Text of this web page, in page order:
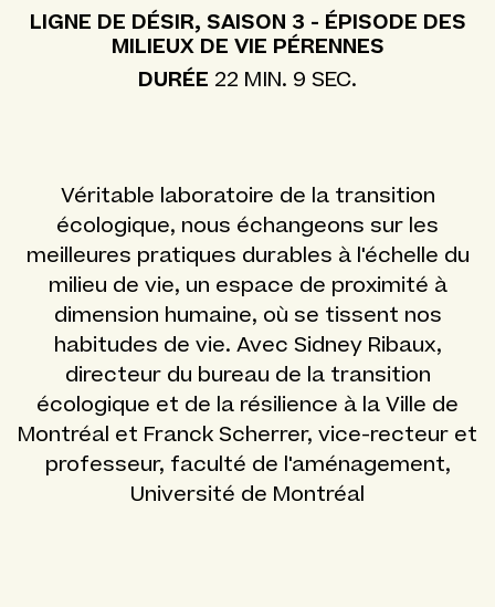
LIGNE DE DÉSIR, SAISON 3 - ÉPISODE DES
MILIEUX DE VIE PÉRENNES
DURÉE 22 MIN. 9 SEC.
Véritable laboratoire de la transition
écologique, nous échangeons sur les
meilleures pratiques durables à l'échelle du
milieu de vie, un espace de proximité à
dimension humaine, où se tissent nos
habitudes de vie. Avec Sidney Ribaux,
directeur du bureau de la transition
écologique et de la résilience à la Ville de
Montréal et Franck Scherrer, vice-recteur et
professeur, faculté de l'aménagement,
Université de Montréal